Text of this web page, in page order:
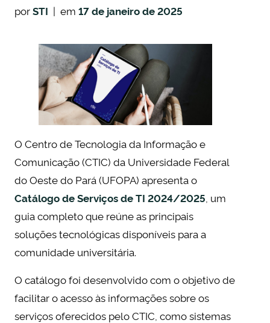
porSTI | em 17 de janeiro de 2025
O Centro de Tecnologia da Informação e
Comunicação (CTIC) da Universidade Federal
do Oeste do Pará (UFOPA) apresenta o
Catálogo de Serviços de TI 2024/2025 , um
guia completo que reúne as principais
soluções tecnológicas disponíveis para a
comunidade universitária.
O catálogo foi desenvolvido com o objetivo de
facilitar o acesso às informações sobre os
serviços oferecidos pelo CTIC, como sistemas